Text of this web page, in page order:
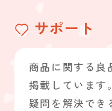
サポート
商品に関する良
掲載しています
疑問を解決でき